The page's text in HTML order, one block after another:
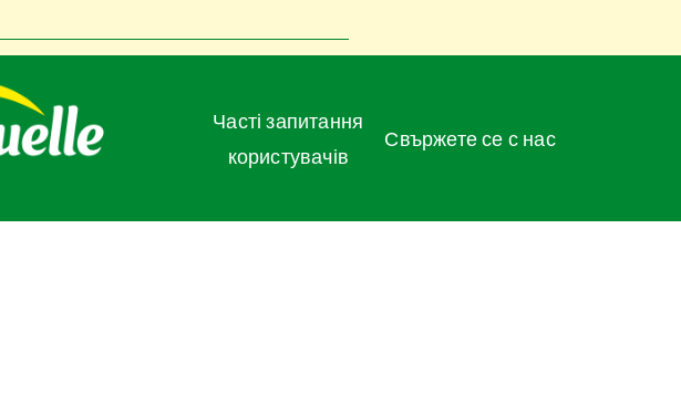
Часті запитання
користувачів
Свържете се с нас